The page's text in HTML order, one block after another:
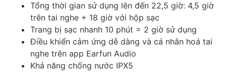
Tổng thời gian sử dụng lên đến 22,5 giờ: 4,5 giờ
trên tai nghe + 18 giờ với hộp sạc
Trang bị sạc nhanh 10 phút = 2 giờ sử dụng
Điều khiển cảm ứng dễ dàng và cá nhân hoá tai
nghe trên app Earfun Audio
Khả năng chống nước IPX5